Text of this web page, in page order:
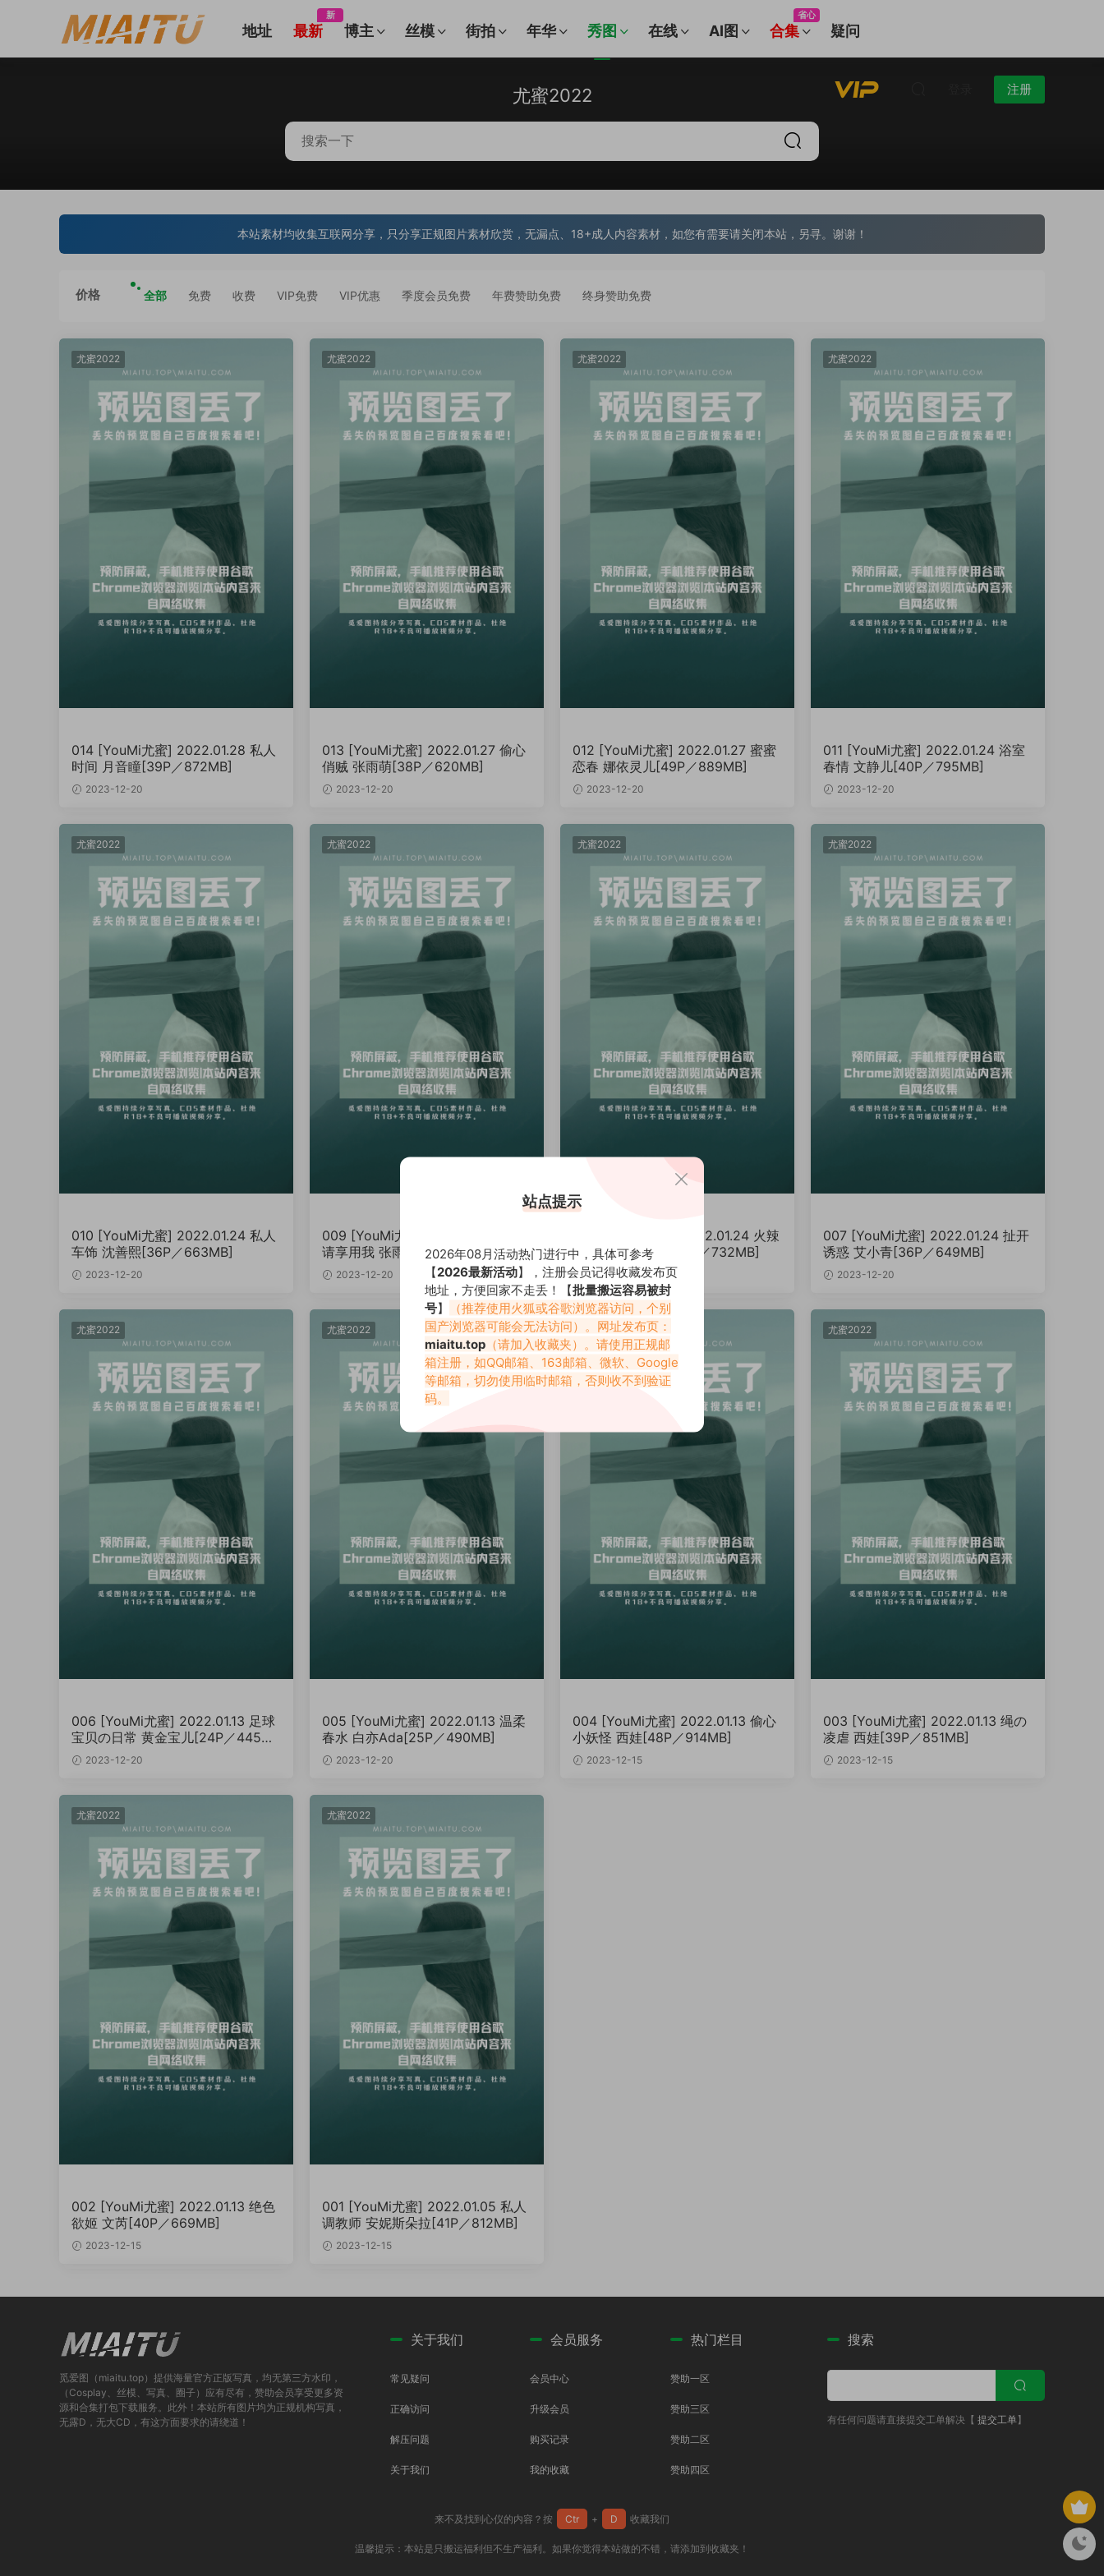
地址 最新
新
博主 丝模 街拍 年华 秀图 在线 AI图 合集
省心
疑问
注册
尤蜜2022
本站素材均收集互联网分享，只分享正规图片素材欣赏，无漏点、18+成人内容素材，如您有需要请关闭本站，另寻。谢谢！
价格 全部 免费 收费 VIP免费 VIP优惠 季度会员免费 年费赞助免费 终身赞助免费
尤蜜2022
014 [YouMi尤蜜] 2022.01.28 私人
时间 月音瞳[39P／872MB]
2023-12-20
尤蜜2022
013 [YouMi尤蜜] 2022.01.27 偷心
俏贼 张雨萌[38P／620MB]
2023-12-20
尤蜜2022
012 [YouMi尤蜜] 2022.01.27 蜜蜜
恋春 娜依灵儿[49P／889MB]
2023-12-20
尤蜜2022
011 [YouMi尤蜜] 2022.01.24 浴室
春情 文静儿[40P／795MB]
2023-12-20
尤蜜2022
010 [YouMi尤蜜] 2022.01.24 私人
车饰 沈善熙[36P／663MB]
2023-12-20
尤蜜2022
009 [YouMi尤蜜] 2022.01.24 今夜
请享用我 张雨萌[37P／769MB]
2023-12-20
尤蜜2022
008 [YouMi尤蜜] 2022.01.24 火辣
辣的女友 李承美[38P／732MB]
2023-12-20
尤蜜2022
007 [YouMi尤蜜] 2022.01.24 扯开
诱惑 艾小青[36P／649MB]
2023-12-20
尤蜜2022
006 [YouMi尤蜜] 2022.01.13 足球
宝贝の日常 黄金宝儿[24P／445M
B] 2023-12-20
尤蜜2022
005 [YouMi尤蜜] 2022.01.13 温柔
春水 白亦Ada[25P／490MB]
2023-12-20
尤蜜2022
004 [YouMi尤蜜] 2022.01.13 偷心
小妖怪 西娃[48P／914MB]
2023-12-15
尤蜜2022
003 [YouMi尤蜜] 2022.01.13 绳の
凌虐 西娃[39P／851MB]
2023-12-15
尤蜜2022
002 [YouMi尤蜜] 2022.01.13 绝色
欲姬 文芮[40P／669MB]
2023-12-15
尤蜜2022
001 [YouMi尤蜜] 2022.01.05 私人
调教师 安妮斯朵拉[41P／812MB]
2023-12-15
觅爱图（miaitu.top）提供海量官方正版写真，均无第三方水印，
（Cosplay、丝模、写真、圈子）应有尽有，赞助会员享受更多资
源和合集打包下载服务。此外！本站所有图片均为正规机构写真，
无露D，无大CD，有这方面要求的请绕道！
关于我们
常见疑问
正确访问
解压问题
关于我们
会员服务
会员中心
升级会员
购买记录
我的收藏
热门栏目
赞助一区
赞助三区
赞助二区
赞助四区
搜索
有任何问题请直接提交工单解决【 提交工单】
来不及找到心仪的内容？按 Ctr + D 收藏我们
温馨提示：本站是只搬运福利但不生产福利。如果你觉得本站做的不错，请添加到收藏夹！
站点提示
2026年08月活动热门进行中，具体可参考
【2026最新活动】，注册会员记得收藏发布页
地址，方便回家不走丢！【批量搬运容易被封
号】
（推荐使用火狐或谷歌浏览器访问，个别
国产浏览器可能会无法访问）。网址发布页：
miaitu.top （请加入收藏夹）。请使用正规邮
箱注册，如QQ邮箱、163邮箱、微软、Google
等邮箱，切勿使用临时邮箱，否则收不到验证
码。